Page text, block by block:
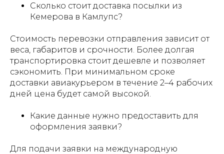
Сколько стоит доставка посылки из
Кемерова в Камлупс?
Стоимость перевозки отправления зависит от
веса, габаритов и срочности. Более долгая
транспортировка стоит дешевле и позволяет
сэкономить. При минимальном сроке
доставки авиакурьером в течение 2–4 рабочих
дней цена будет самой высокой.
Какие данные нужно предоставить для
оформления заявки?
Для подачи заявки на международную